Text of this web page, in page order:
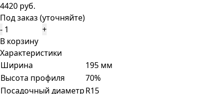
4420 руб.
Под заказ (уточняйте)
-
+
В корзину
Характеристики
Ширина
195 мм
Высота профиля
70%
Посадочный диаметрR15